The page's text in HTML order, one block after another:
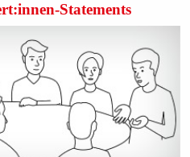
Statements